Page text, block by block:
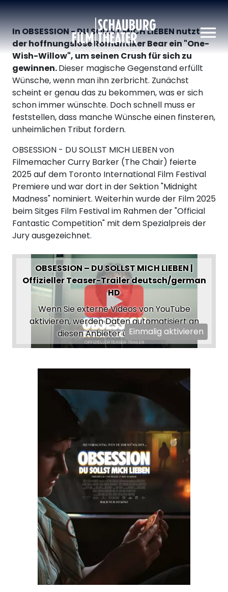
Schauburg
In OBSESSION - DU SOLLST MICH LIEBEN nutzt
der hoffnungslose Romantiker Bear ein "One-
Wish-Willow", um seinen Crush für sich zu
gewinnen.Dieser magische Gegenstand erfüllt
Wünsche, wenn man ihn zerbricht. Zunächst
scheint er genau das zu bekommen, was er sich
schon immer wünschte. Doch schnell muss er
feststellen, dass manche Wünsche einen finsteren,
unheimlichen Tribut fordern.
OBSESSION - DU SOLLST MICH LIEBEN von
Filmemacher Curry Barker (The Chair) feierte
2025 auf dem Toronto International Film Festival
Premiere und war dort in der Sektion "Midnight
Madness" nominiert. Weiterhin wurde der Film 2025
beim Sitges Film Festival im Rahmen der "Official
Fantastic Competition" mit dem Spezialpreis der
Jury ausgezeichnet.
OBSESSION – DU SOLLST MICH LIEBEN |
Offizieller Teaser-Trailer deutsch/german
HD
Wenn Sie externe Videos von YouTube
aktivieren, werden Daten automatisiert an
diesen Anbieter übertragen.
Einmalig aktivieren